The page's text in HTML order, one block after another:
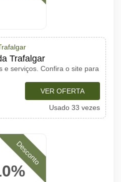
Trafalgar
e serviços. Confira o site para
VER OFERTA
Usado 33 vezes
Desconto